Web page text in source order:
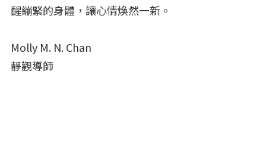
醒繃緊的身體，讓心情煥然一新。
Molly M. N. Chan
靜觀導師